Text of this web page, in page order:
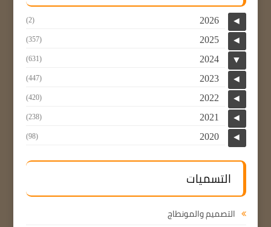
◄
2026
(2)
◄
2025
(357)
▼
2024
(631)
◄
2023
(447)
◄
2022
(420)
◄
2021
(238)
◄
2020
(98)
التسميات
التصميم والمونطاج